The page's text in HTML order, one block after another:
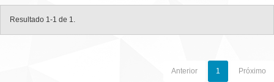
Resultado 1-1 de 1.
Anterior 1 Próximo